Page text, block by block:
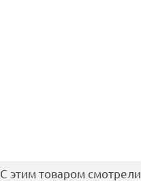
С этим товаром смотрели